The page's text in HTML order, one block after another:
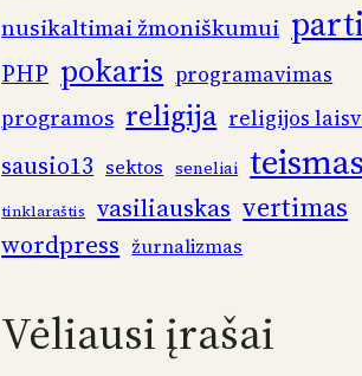
nusikaltimai žmoniškumui
PHP pokaris programavimas
programos religija religijos
sausio13 sektos seneliai teismas
tinklaraštis vasiliauskas vertimas
wordpress žurnalizmas
Vėliausi įrašai